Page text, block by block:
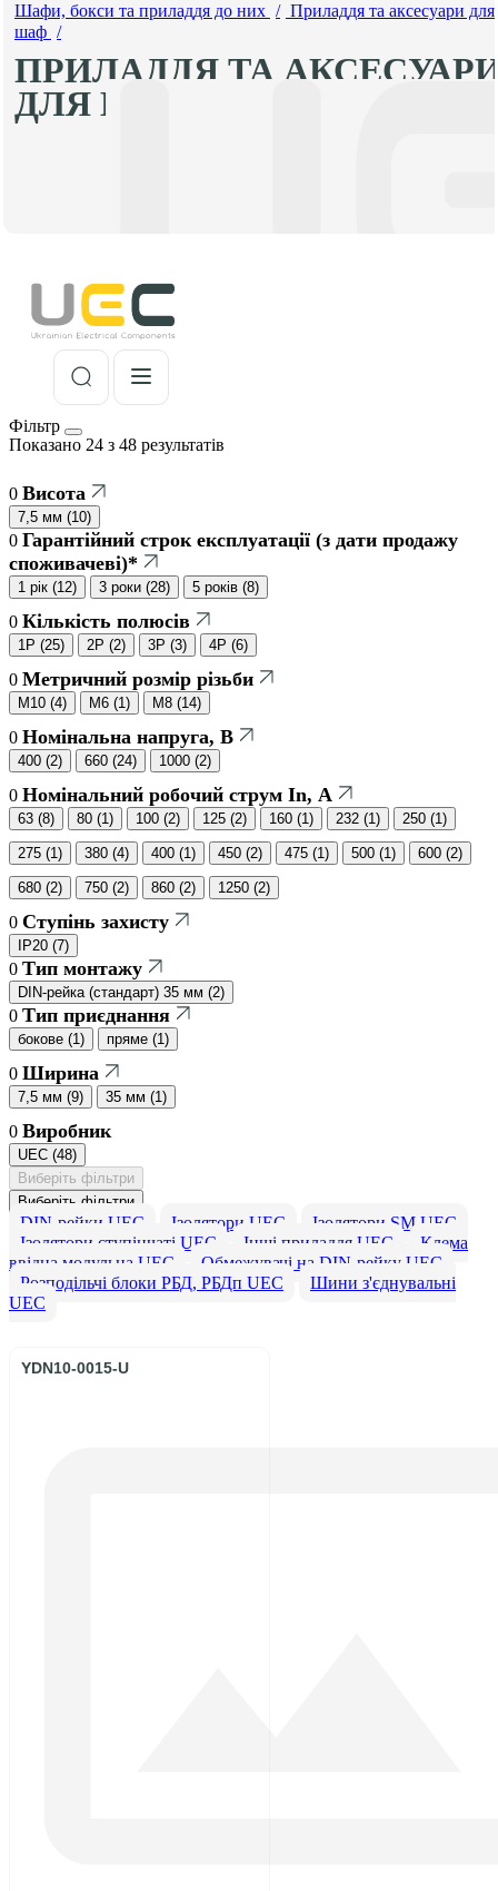
Шафи, бокси та приладдя до них / Приладдя та аксесуари для
шаф /
ПРИЛАДДЯ ТА
ДЛЯ ШАФ UEC
Фільтр
Показано 24 з 48 результатів
0 Висота
7,5 мм (10)
0 Гарантійний строк експлуатації (з дати продажу
споживачеві)*
1 рік (12) 3 роки (28) 5 років (8)
0 Кількість полюсів
1P (25) 2P (2) 3P (3) 4P (6)
0 Метричний розмір різьби
М10 (4) М6 (1) М8 (14)
0 Номінальна напруга, В
400 (2) 660 (24) 1000 (2)
0 Номінальний робочий струм In, А
63 (8) 80 (1) 100 (2) 125 (2) 160 (1) 232 (1) 250 (1)
275 (1) 380 (4) 400 (1) 450 (2) 475 (1) 500 (1) 600 (2)
680 (2) 750 (2) 860 (2) 1250 (2)
0 Ступінь захисту
ІР20 (7)
0 Тип монтажу
DIN-рейка (стандарт) 35 мм (2)
0 Тип приєднання
бокове (1) пряме (1)
0 Ширина
7,5 мм (9) 35 мм (1)
0 Виробник
UEC (48)
Виберіть фільтри
Виберіть фільтри
DIN-рейки UEC Ізолятори UEC
Ізолятори SM UEC
Ізолятори ступінчаті UEC
Інші приладдя UEC
Клема
ввідна модульна UEC
Обмежувачі на DIN-рейку UEC
Розподільчі блоки РБД, РБДп UEC
Шини з'єднувальні
UEC
YDN10-0015-U